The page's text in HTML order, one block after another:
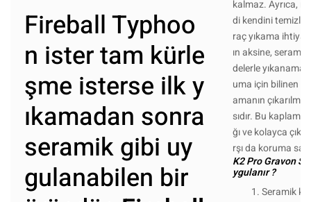
Fireball Typhoo
n ister tam kürle
şme isterse ilk y
ıkamadan sonra
seramik gibi uy
gulanabilen bir
kalmaz. Ayrıca,
di kendini
raç yıkama
ın aksine,
delerle
uma için bilinen
amanın
sıdır. Bu
ğı ve kolayca
rşı da koruma
K2 Pro Gravon
ygulanır ?
Seramik